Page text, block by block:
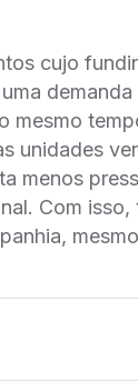
cujo
mesmo
unidades
menos
Com isso,